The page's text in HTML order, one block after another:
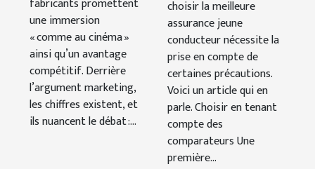
une immersion
« comme au cinéma »
ainsi qu’un avantage
compétitif. Derrière
l’argument marketing,
les chiffres existent, et
ils nuancent le débat :...
choisir la meilleure
assurance jeune
conducteur nécessite la
prise en compte de
certaines précautions.
Voici un article qui en
parle. Choisir en tenant
compte des
comparateurs Une
première...